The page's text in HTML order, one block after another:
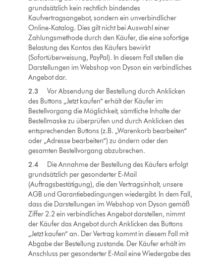
grundsätzlich kein rechtlich bindendes
Kaufvertragsangebot, sondern ein unverbindlicher
Online-Katalog. Dies gilt nicht bei Auswahl einer
Zahlungsmethode durch den Käufer, die eine sofortige
Belastung des Kontos des Käufers bewirkt
(Sofortüberweisung, PayPal). In diesem Fall stellen die
Darstellungen im Webshop von Dyson ein verbindliches
Angebot dar.
2.3
Vor Absendung der Bestellung durch Anklicken
des Buttons „Jetzt kaufen“ erhält der Käufer im
Bestellvorgang die Möglichkeit, sämtliche Inhalte der
Bestellmaske zu überprüfen und durch Anklicken des
entsprechenden Buttons (z.B. „Warenkorb bearbeiten“
oder „Adresse bearbeiten“) zu ändern oder den
gesamten Bestellvorgang abzubrechen.
2.4Die Annahme der Bestellung des Käufers erfolgt
grundsätzlich per gesonderter E-Mail
(Auftragsbestätigung), die den Vertragsinhalt, unsere
AGB und Garantiebedingungen wiedergibt. In dem Fall,
dass die Darstellungen im Webshop von Dyson gemäß
Ziffer 2.2 ein verbindliches Angebot darstellen, nimmt
der Käufer das Angebot durch Anklicken des Buttons
„Jetzt kaufen“ an. Der Vertrag kommt in diesem Fall mit
Abgabe der Bestellung zustande. Der Käufer erhält im
Anschluss per gesonderter E-Mail eine Wiedergabe des